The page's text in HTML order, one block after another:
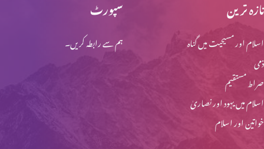
سپورٹ
ہم سے رابطہ کریں۔
تازہ ترین
اسلام اور مسیحیت میں گناہ
ذمی
صراط مستقیم
اسلام میں یہود اور نصاریٰ
خواتین اور اسلام